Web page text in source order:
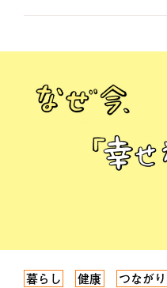
暮らし 健康 つながり